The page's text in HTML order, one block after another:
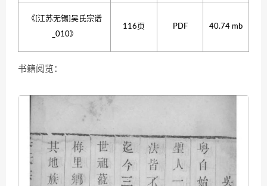
《[江苏无锡]吴氏宗谱
_010》
116页 PDF 40.74 mb
书籍阅览：